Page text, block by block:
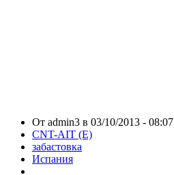
От admin3 в 03/10/2013 - 08:07
CNT-AIT (E)
забастовка
Испания